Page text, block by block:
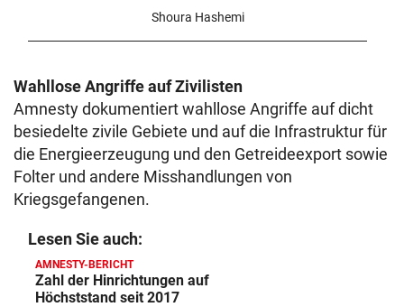
Shoura Hashemi
Wahllose Angriffe auf Zivilisten
Amnesty dokumentiert wahllose Angriffe auf dicht
besiedelte zivile Gebiete und auf die Infrastruktur für
die Energieerzeugung und den Getreideexport sowie
Folter und andere Misshandlungen von
Kriegsgefangenen.
Lesen Sie auch:
AMNESTY-BERICHT
Zahl der Hinrichtungen auf
Höchststand seit 2017